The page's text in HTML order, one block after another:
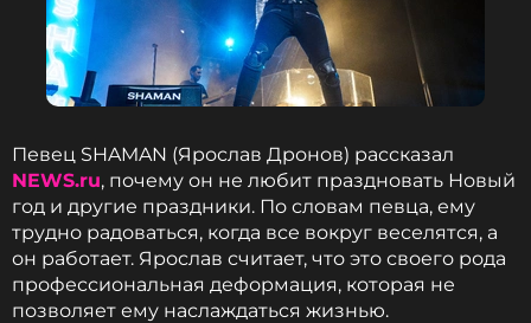
Филиппом Киркоровым, Полиной Гагариной,
певицей Валерией, Шаманом и другими
артистами Леонид Агутин участие не принимал.
Участие музыканта в записи данной песни и не
Также в этом обращении уточнялось, что Леонид
Агутин принимал участие в совместной записи с
певцом Jony в другой день. Что же касается фразы
«Петь с ним — это словно пропахнуть беляшами в
кремлевской столовой», которую издание
«Царьград» приписало артисту, то певец никогда
Певец SHAMAN (Ярослав Дронов) рассказал
NEWS.ru, почему он не любит праздновать Новый
год и другие праздники. По словам певца, ему
трудно радоваться, когда все вокруг веселятся, а
он работает. Ярослав считает, что это своего рода
профессиональная деформация, которая не
позволяет ему наслаждаться жизнью.